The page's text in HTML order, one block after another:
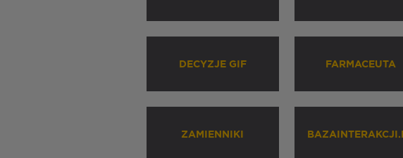
DECYZJE GIF FARMACEUTA
ZAMIENNIKI